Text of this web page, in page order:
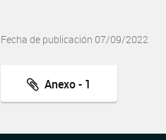
Fecha de publicación 07/09/2022
Anexo - 1